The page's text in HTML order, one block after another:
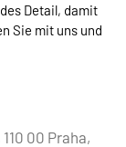
Detail, damit
Sie mit uns und
00 Praha,